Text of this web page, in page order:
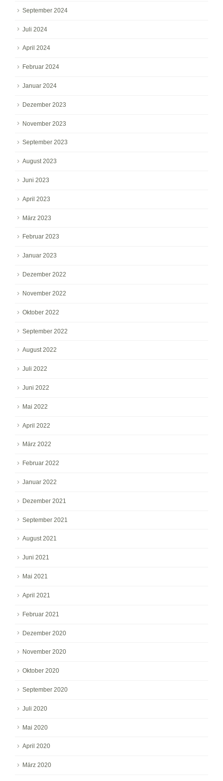
September 2024
Juli 2024
April 2024
Februar 2024
Januar 2024
Dezember 2023
November 2023
September 2023
August 2023
Juni 2023
April 2023
März 2023
Februar 2023
Januar 2023
Dezember 2022
November 2022
Oktober 2022
September 2022
August 2022
Juli 2022
Juni 2022
Mai 2022
April 2022
März 2022
Februar 2022
Januar 2022
Dezember 2021
September 2021
August 2021
Juni 2021
Mai 2021
April 2021
Februar 2021
Dezember 2020
November 2020
Oktober 2020
September 2020
Juli 2020
Mai 2020
April 2020
März 2020